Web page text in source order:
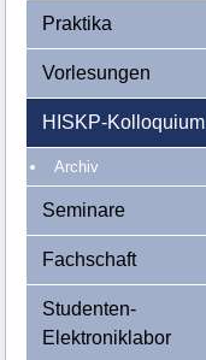
Praktika
Vorlesungen
HISKP-Kolloquium
Archiv
Seminare
Fachschaft
Studenten-
Elektroniklabor